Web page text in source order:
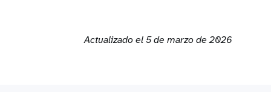
Actualizado el 5 de marzo de 2026